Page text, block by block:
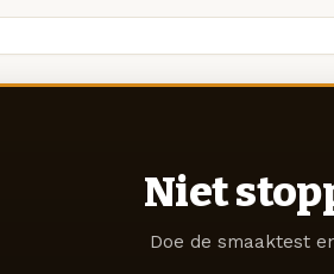
Niet
Doe de smaaktest